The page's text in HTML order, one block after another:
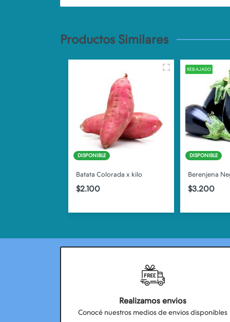
Productos Similares
DISPONIBLE
Batata Colorada x kilo
$2.100
REBAJADO
DISPONIBLE
Berenjena
$3.200
Realizamos envios
Conocé nuestros medios de envios disponibles